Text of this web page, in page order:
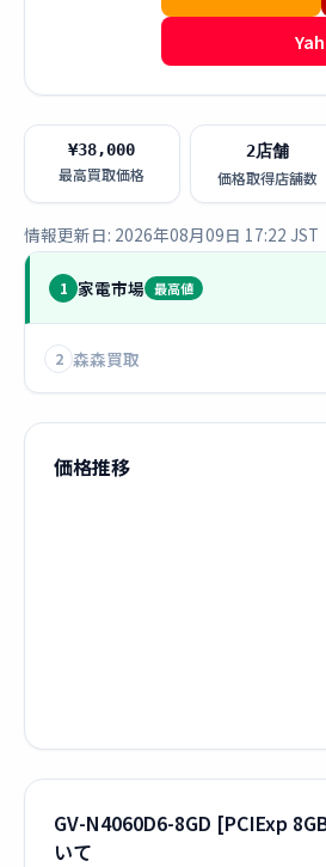
¥38,000
最高買取価格
2店舗
価格取得店舗数
情報更新日: 2026年08月09日 17:22 JST
1 家電市場 最高値
2 森森買取
価格推移
GV-N4060D6-8GD [PCIExp
いて